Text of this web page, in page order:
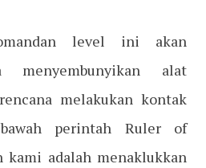
level ini akan
menyembunyikan alat
melakukan kontak
perintah Ruler of
kami adalah menaklukkan